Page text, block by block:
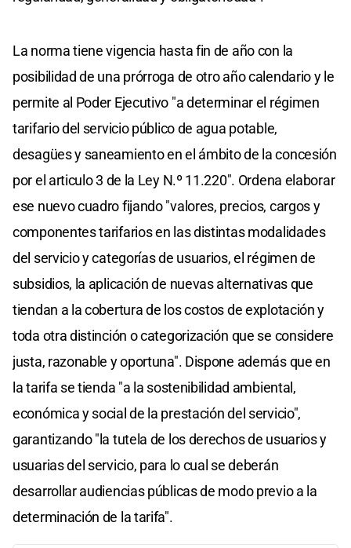
La norma tiene vigencia hasta fin de año con la
posibilidad de una prórroga de otro año calendario y le
permite al Poder Ejecutivo "a determinar el régimen
tarifario del servicio público de agua potable,
desagües y saneamiento en el ámbito de la concesión
por el articulo 3 de la Ley N.º 11.220". Ordena elaborar
ese nuevo cuadro fijando "valores, precios, cargos y
componentes tarifarios en las distintas modalidades
del servicio y categorías de usuarios, el régimen de
subsidios, la aplicación de nuevas alternativas que
tiendan a la cobertura de los costos de explotación y
toda otra distinción o categorización que se considere
justa, razonable y oportuna". Dispone además que en
la tarifa se tienda "a la sostenibilidad ambiental,
económica y social de la prestación del servicio",
garantizando "la tutela de los derechos de usuarios y
usuarias del servicio, para lo cual se deberán
desarrollar audiencias públicas de modo previo a la
determinación de la tarifa".